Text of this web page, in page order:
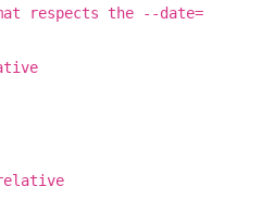
respects the --date=